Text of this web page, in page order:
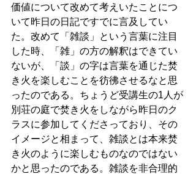
価値について改めて考えいたことにつ
いて昨日の日記ですでに言及してい
た。改めて「雑談」という言葉に注目
した時、「雑」の方の解釈はできてい
ないが、「談」の字は言葉を通じた焚
き火を楽しむことを彷彿させるなと思
ったのである。ちょうど受講生の1人が
別荘の庭で焚き火をしながら昨日のク
ラスに参加してくださっており、その
イメージと相まって、雑談とは本来焚
き火のように楽しむものなのではない
かと思ったのである。雑談を非合理的